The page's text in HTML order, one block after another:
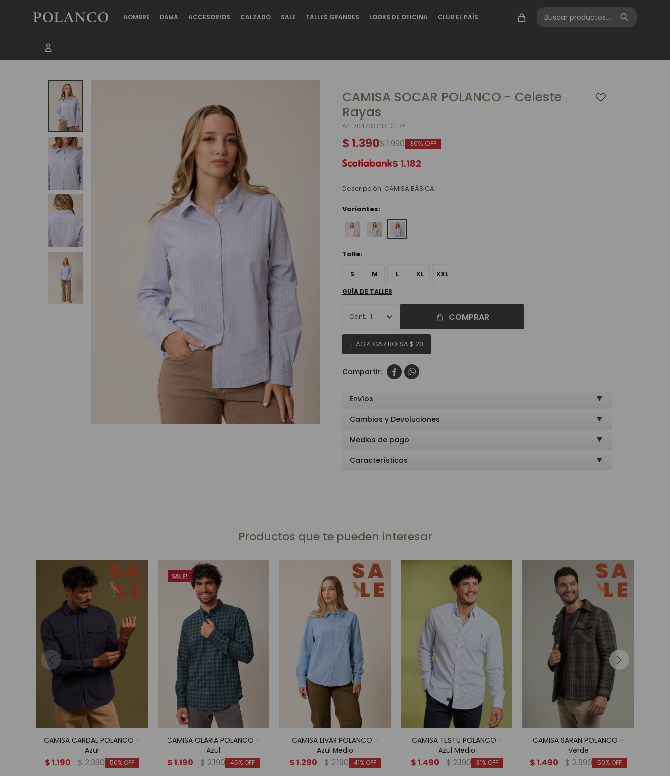
HOMBRE DAMA ACCESORIOS CALZADO SALE TALLES GRANDES LOOKS DE OFICINA CLUB EL PAÍS
CAMISA SOCAR POLANCO - Celeste
Rayas
704703703-CERY
$ 1.390$1.990 30
$ 1.182
Descripción: CAMISA BÁSICA
Variantes:
Talle:
S M L XL XXL
GUÍA DE TALLES
1 COMPRAR
+ AGREGAR BOLSA $ 20
 
Envíos
Cambios y Devoluciones
Medios de pago
Características
Productos que te pueden interesar
CAMISA CARDAL POLANCO -
Azul
$1.190 $2.390 50
CAMISA OLARIA POLANCO -
Azul
$1.190 $2.190 45
CAMISA LIVAR POLANCO -
Azul Medio
$1.290 $2.190 41
CAMISA TESTU POLANCO -
Azul Medio
$1.490 $2.190 31
CAMISA SARAN POLANCO -
Verde
$1.490 $2.990 50